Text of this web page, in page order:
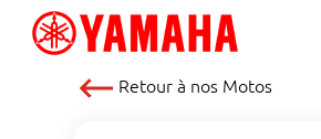
Retour à nos Motos